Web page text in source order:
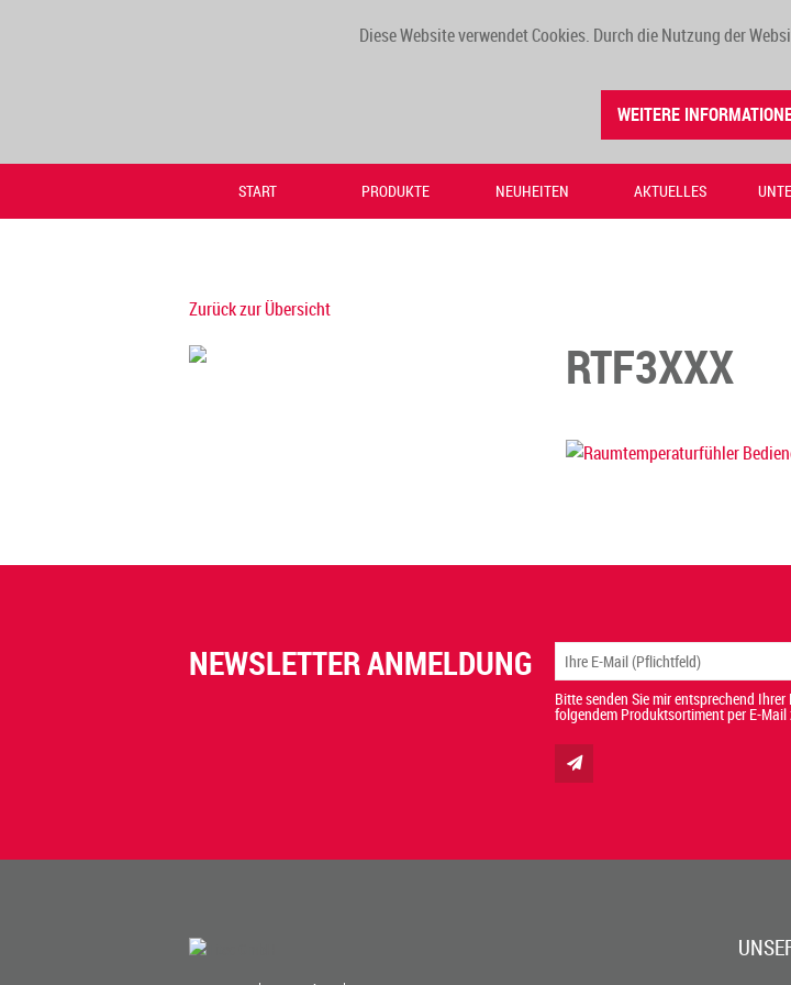
Diese Website verwendet Cookies. Durch die Nutzung der
WEITERE
START PRODUKTE NEUHEITEN AKTUELLES
Zurück zur Übersicht
RTF3XXX
NEWSLETTER ANMELDUNG
Bitte senden Sie mir entsprechend
folgendem Produktsortiment per E-